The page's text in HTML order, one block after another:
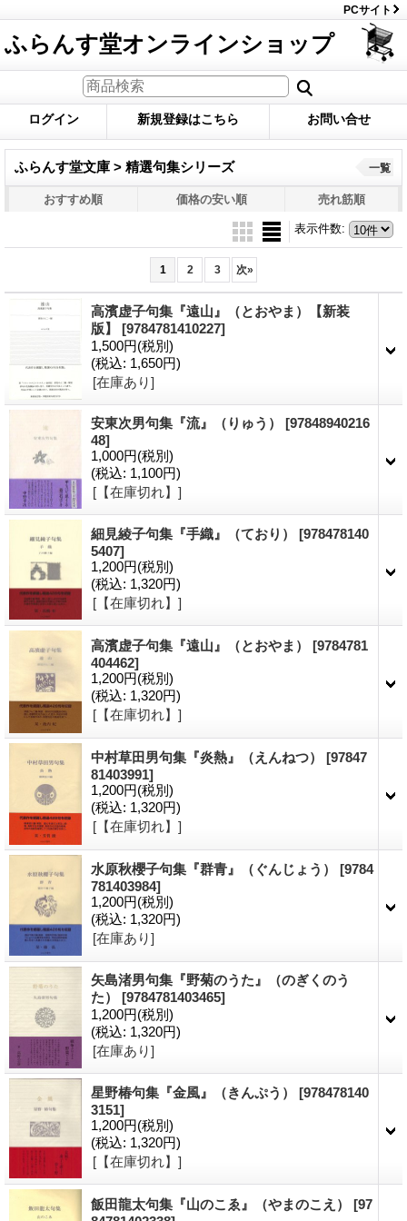
PCサイト
ふらんす堂オンラインショップ
ログイン 新規登録はこちら お問い合せ
ふらんす堂文庫 > 精選句集シリーズ 一覧
おすすめ順 価格の安い順 売れ筋順
表示件数:
1 2 3 次»
高濱虚子句集『遠山』（とおやま）【新装
版】 [9784781410227]
1,500円(税別)
(税込: 1,650円)
[在庫あり]
安東次男句集『流』（りゅう） [97848940216
48]
1,000円(税別)
(税込: 1,100円)
[【在庫切れ】]
細見綾子句集『手織』（ており） [978478140
5407]
1,200円(税別)
(税込: 1,320円)
[【在庫切れ】]
高濱虚子句集『遠山』（とおやま） [9784781
404462]
1,200円(税別)
(税込: 1,320円)
[【在庫切れ】]
中村草田男句集『炎熱』（えんねつ） [97847
81403991]
1,200円(税別)
(税込: 1,320円)
[【在庫切れ】]
水原秋櫻子句集『群青』（ぐんじょう） [9784
781403984]
1,200円(税別)
(税込: 1,320円)
[在庫あり]
矢島渚男句集『野菊のうた』（のぎくのう
た） [9784781403465]
1,200円(税別)
(税込: 1,320円)
[在庫あり]
星野椿句集『金風』（きんぷう） [978478140
3151]
1,200円(税別)
(税込: 1,320円)
[【在庫切れ】]
飯田龍太句集『山のこゑ』（やまのこえ） [97